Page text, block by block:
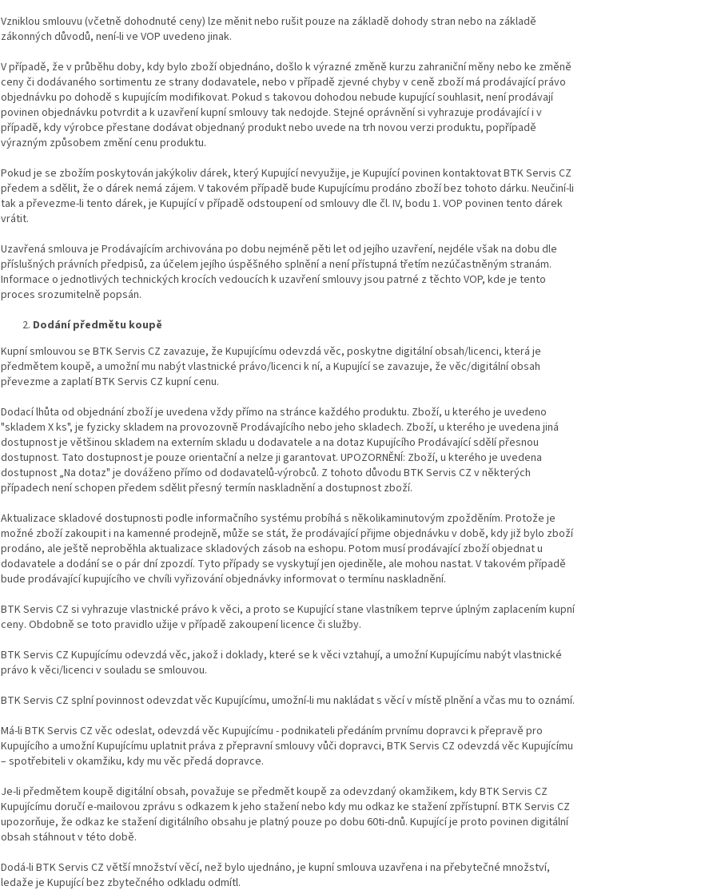
Vzniklou smlouvu (včetně dohodnuté ceny) lze měnit nebo rušit pouze na základě dohody stran nebo na základě
zákonných důvodů, není-li ve VOP uvedeno jinak.
V případě, že v průběhu doby, kdy bylo zboží objednáno, došlo k výrazné změně kurzu zahraniční měny nebo ke změně
ceny či dodávaného sortimentu ze strany dodavatele, nebo v případě zjevné chyby v ceně zboží má prodávající právo
objednávku po dohodě s kupujícím modifikovat. Pokud s takovou dohodou nebude kupující souhlasit, není prodávají
povinen objednávku potvrdit a k uzavření kupní smlouvy tak nedojde. Stejné oprávnění si vyhrazuje prodávající i v
případě, kdy výrobce přestane dodávat objednaný produkt nebo uvede na trh novou verzi produktu, popřípadě
výrazným způsobem změní cenu produktu.
Pokud je se zbožím poskytován jakýkoliv dárek, který Kupující nevyužije, je Kupující povinen kontaktovat BTK Servis CZ
předem a sdělit, že o dárek nemá zájem. V takovém případě bude Kupujícímu prodáno zboží bez tohoto dárku. Neučiní-li
tak a převezme-li tento dárek, je Kupující v případě odstoupení od smlouvy dle čl. IV, bodu 1. VOP povinen tento dárek
vrátit.
Uzavřená smlouva je Prodávajícím archivována po dobu nejméně pěti let od jejího uzavření, nejdéle však na dobu dle
příslušných právních předpisů, za účelem jejího úspěšného splnění a není přístupná třetím nezúčastněným stranám.
Informace o jednotlivých technických krocích vedoucích k uzavření smlouvy jsou patrné z těchto VOP, kde je tento
proces srozumitelně popsán.
Dodání předmětu koupě
Kupní smlouvou se BTK Servis CZ zavazuje, že Kupujícímu odevzdá věc, poskytne digitální obsah/licenci, která je
předmětem koupě, a umožní mu nabýt vlastnické právo/licenci k ní, a Kupující se zavazuje, že věc/digitální obsah
převezme a zaplatí BTK Servis CZ kupní cenu.
Dodací lhůta od objednání zboží je uvedena vždy přímo na stránce každého produktu. Zboží, u kterého je uvedeno
"skladem X ks", je fyzicky skladem na provozovně Prodávajícího nebo jeho skladech. Zboží, u kterého je uvedena jiná
dostupnost je většinou skladem na externím skladu u dodavatele a na dotaz Kupujícího Prodávající sdělí přesnou
dostupnost. Tato dostupnost je pouze orientační a nelze ji garantovat. UPOZORNĚNÍ: Zboží, u kterého je uvedena
dostupnost „Na dotaz" je dováženo přímo od dodavatelů-výrobců. Z tohoto důvodu BTK Servis CZ v některých
případech není schopen předem sdělit přesný termín naskladnění a dostupnost zboží.
Aktualizace skladové dostupnosti podle informačního systému probíhá s několikaminutovým zpožděním. Protože je
možné zboží zakoupit i na kamenné prodejně, může se stát, že prodávající přijme objednávku v době, kdy již bylo zboží
prodáno, ale ještě neproběhla aktualizace skladových zásob na eshopu. Potom musí prodávající zboží objednat u
dodavatele a dodání se o pár dní zpozdí. Tyto případy se vyskytují jen ojediněle, ale mohou nastat. V takovém případě
bude prodávající kupujícího ve chvíli vyřizování objednávky informovat o termínu naskladnění.
BTK Servis CZ si vyhrazuje vlastnické právo k věci, a proto se Kupující stane vlastníkem teprve úplným zaplacením kupní
ceny. Obdobně se toto pravidlo užije v případě zakoupení licence či služby.
BTK Servis CZ Kupujícímu odevzdá věc, jakož i doklady, které se k věci vztahují, a umožní Kupujícímu nabýt vlastnické
právo k věci/licenci v souladu se smlouvou.
BTK Servis CZ splní povinnost odevzdat věc Kupujícímu, umožní-li mu nakládat s věcí v místě plnění a včas mu to oznámí.
Má-li BTK Servis CZ věc odeslat, odevzdá věc Kupujícímu - podnikateli předáním prvnímu dopravci k přepravě pro
Kupujícího a umožní Kupujícímu uplatnit práva z přepravní smlouvy vůči dopravci, BTK Servis CZ odevzdá věc Kupujícímu
– spotřebiteli v okamžiku, kdy mu věc předá dopravce.
Je-li předmětem koupě digitální obsah, považuje se předmět koupě za odevzdaný okamžikem, kdy BTK Servis CZ
Kupujícímu doručí e-mailovou zprávu s odkazem k jeho stažení nebo kdy mu odkaz ke stažení zpřístupní. BTK Servis CZ
upozorňuje, že odkaz ke stažení digitálního obsahu je platný pouze po dobu 60ti-dnů. Kupující je proto povinen digitální
obsah stáhnout v této době.
Dodá-li BTK Servis CZ větší množství věcí, než bylo ujednáno, je kupní smlouva uzavřena i na přebytečné množství,
ledaže je Kupující bez zbytečného odkladu odmítl.